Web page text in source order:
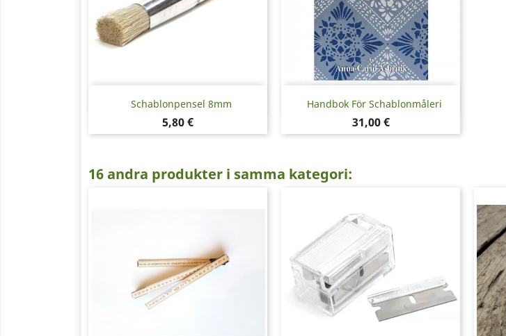
Schablonpensel 8mm
Pris
5,80 €
Snabbvy Handbok För Schablonmåleri
Pris
31,00 €
Snabbvy
16 andra produkter i samma kategori: